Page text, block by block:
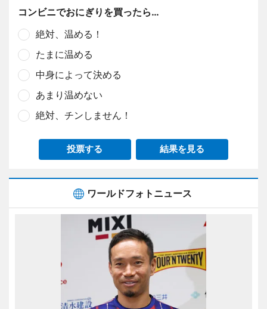
コンビニでおにぎりを買ったら…
絶対、温める！
たまに温める
中身によって決める
あまり温めない
絶対、チンしません！
投票する 結果を見る
ワールドフォトニュース